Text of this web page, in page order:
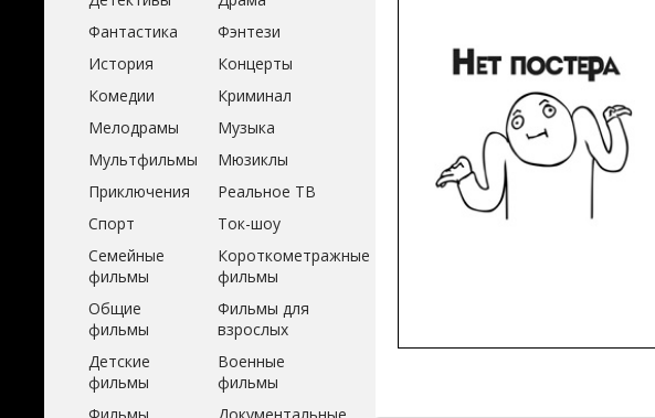
Фантастика
Фэнтези
История
Концерты
Комедии
Криминал
Мелодрамы
Музыка
Мультфильмы
Мюзиклы
Приключения
Реальное ТВ
Спорт
Ток-шоу
Семейные
фильмы
Короткометражные
фильмы
Общие
фильмы
Фильмы для
взрослых
Детские
фильмы
Военные
фильмы